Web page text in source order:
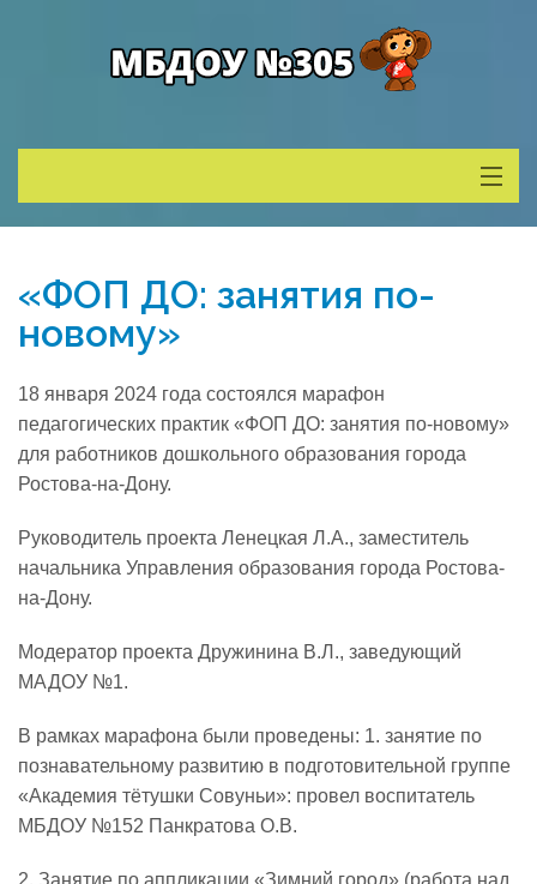
Деятельность
Родителям
Учитель года
Противодействие коррупции
Реализация соц заказа
Напишите нам
«ФОП ДО: занятия по-
новому»
18 января 2024 года состоялся марафон
педагогических практик «ФОП ДО: занятия по-новому»
для работников дошкольного образования города
Ростова-на-Дону.
Руководитель проекта Ленецкая Л.А., заместитель
начальника Управления образования города Ростова-
на-Дону.
Модератор проекта Дружинина В.Л., заведующий
МАДОУ №1.
В рамках марафона были проведены: 1. занятие по
познавательному развитию в подготовительной группе
«Академия тётушки Совуньи»: провел воспитатель
МБДОУ №152 Панкратова О.В.
2. Занятие по аппликации «Зимний город» (работа над